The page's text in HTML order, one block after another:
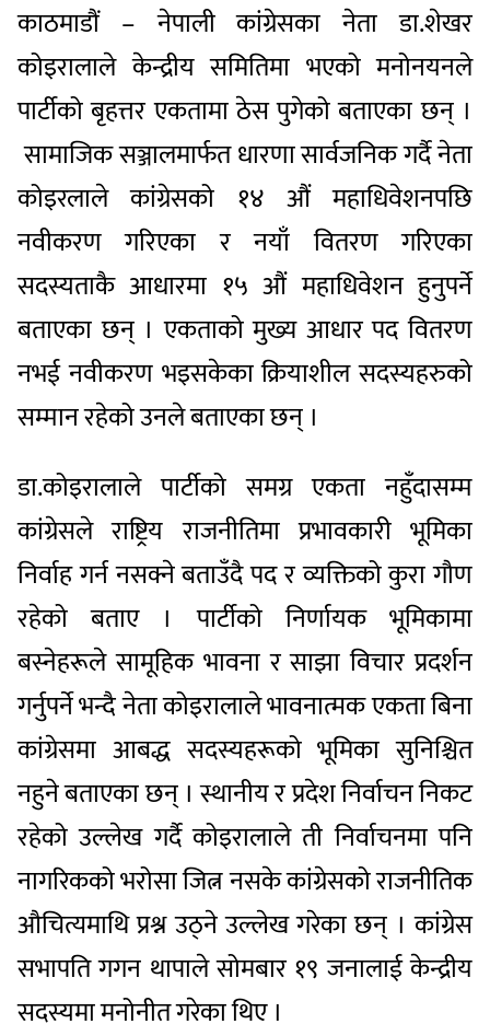
काठमाडौं – नेपाली कांग्रेसका नेता डा.शेखर
कोइरालाले केन्द्रीय समितिमा भएको मनोनयनले
पार्टीको बृहत्तर एकतामा ठेस पुगेको बताएका छन् ।
सामाजिक सञ्जालमार्फत धारणा सार्वजनिक गर्दै नेता
कोइरलाले कांग्रेसको १४ औं महाधिवेशनपछि
नवीकरण गरिएका र नयाँ वितरण गरिएका
सदस्यताकै आधारमा १५ औं महाधिवेशन हुनुपर्ने
बताएका छन् । एकताको मुख्य आधार पद वितरण
नभई नवीकरण भइसकेका क्रियाशील सदस्यहरुको
सम्मान रहेको उनले बताएका छन् ।
डा.कोइरालाले पार्टीको समग्र एकता नहुँदासम्म
कांग्रेसले राष्ट्रिय राजनीतिमा प्रभावकारी भूमिका
निर्वाह गर्न नसक्ने बताउँदै पद र व्यक्तिको कुरा गौण
रहेको बताए । पार्टीको निर्णायक भूमिकामा
बस्नेहरूले सामूहिक भावना र साझा विचार प्रदर्शन
गर्नुपर्ने भन्दै नेता कोइरालाले भावनात्मक एकता बिना
कांग्रेसमा आबद्ध सदस्यहरूको भूमिका सुनिश्चित
नहुने बताएका छन् । स्थानीय र प्रदेश निर्वाचन निकट
रहेको उल्लेख गर्दै कोइरालाले ती निर्वाचनमा पनि
नागरिकको भरोसा जित्न नसके कांग्रेसको राजनीतिक
औचित्यमाथि प्रश्न उठ्ने उल्लेख गरेका छन् । कांग्रेस
सभापति गगन थापाले सोमबार १९ जनालाई केन्द्रीय
सदस्यमा मनोनीत गरेका थिए ।